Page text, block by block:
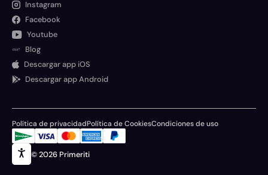
Instagram
Facebook
Youtube
Blog
Descargar app iOS
Descargar app Android
© 2026 Primeriti
Política de privacidadPolítica de CookiesCondiciones de uso